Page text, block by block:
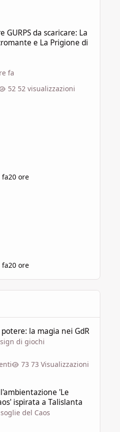
GURPS da scaricare: La
e La Prigione di
fa
52 visualizzazioni
fa20 ore
fa20 ore
la magia nei GdR
di giochi
73 Visualizzazioni
'Le
ispirata a Talislanta
del Caos